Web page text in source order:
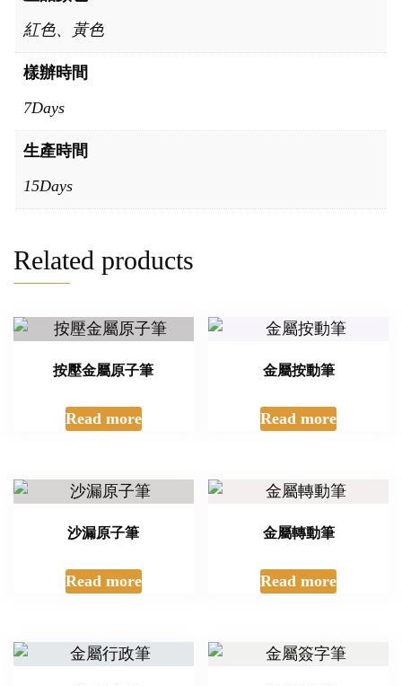
紅色、黃色
樣辦時間
7Days
生產時間
15Days
Related products
按壓金屬原子筆
Read more
金屬按動筆
Read more
沙漏原子筆
Read more
金屬轉動筆
Read more